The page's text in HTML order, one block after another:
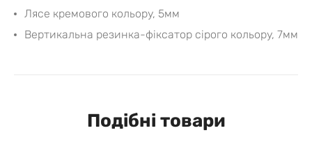
Лясе кремового кольору, 5мм
Вертикальна резинка-фіксатор сірого кольору, 7мм
Подібні товари